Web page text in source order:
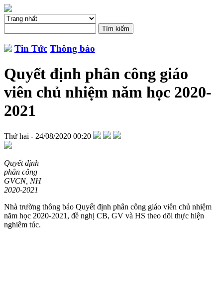
Tin Tức Thông báo
Quyết định phân công giáo
viên chủ nhiệm năm học 2020-
2021
Thứ hai - 24/08/2020 00:20
Quyết định
phân công
GVCN, NH
2020-2021
Nhà trường thông báo Quyết định phân công giáo viên chủ nhiệm
năm học 2020-2021, đề nghị CB, GV và HS theo dõi thực hiện
nghiêm túc.